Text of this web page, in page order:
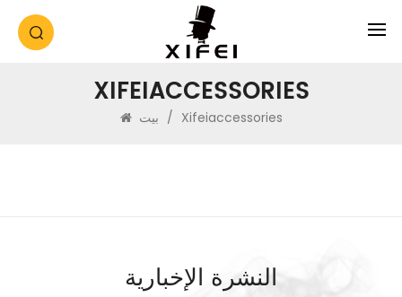
XIFEIACCESSORIES
/ Xifeiaccessories
النشرة الإخبارية